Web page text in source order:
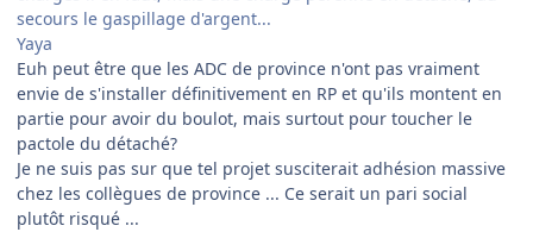
secours le gaspillage d'argent...
Yaya
Euh peut être que les ADC de province n'ont pas vraiment
envie de s'installer définitivement en RP et qu'ils montent en
partie pour avoir du boulot, mais surtout pour toucher le
pactole du détaché?
Je ne suis pas sur que tel projet susciterait adhésion massive
chez les collègues de province ... Ce serait un pari social
plutôt risqué ...